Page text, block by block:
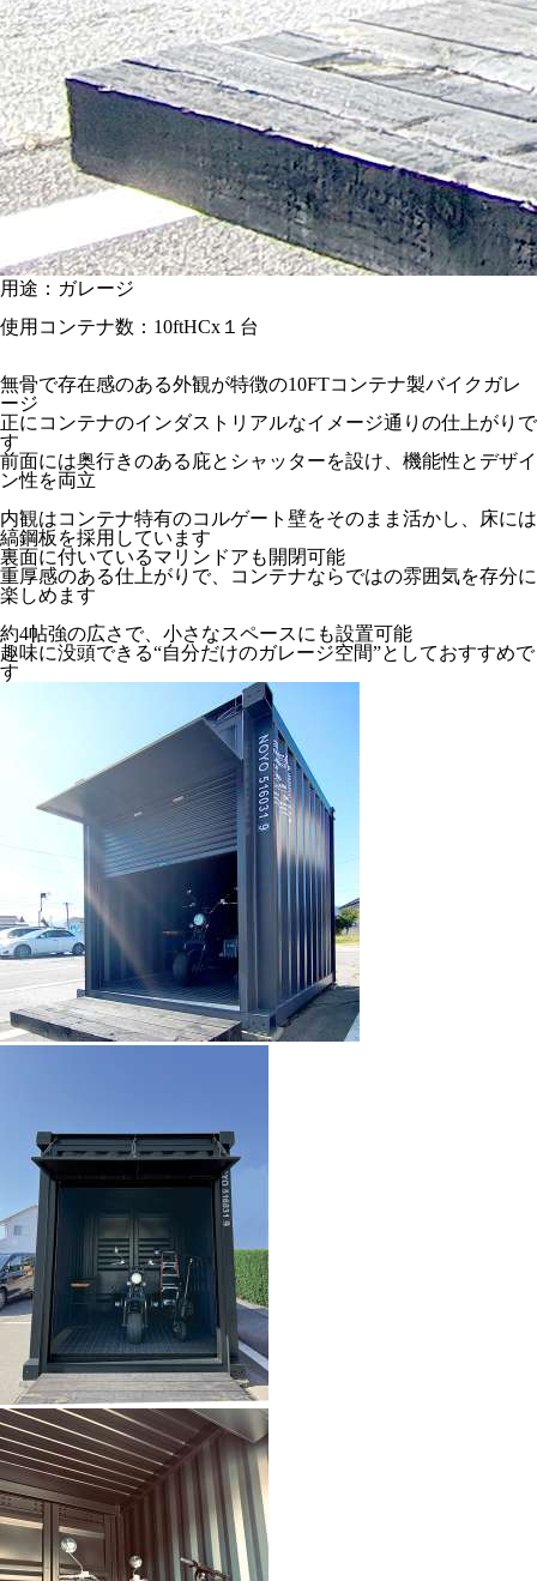
用途：ガレージ
使用コンテナ数：10ftHCx１台
無骨で存在感のある外観が特徴の10FTコンテナ製バイクガレ
ージ
正にコンテナのインダストリアルなイメージ通りの仕上がりで
す
前面には奥行きのある庇とシャッターを設け、機能性とデザイ
ン性を両立
内観はコンテナ特有のコルゲート壁をそのまま活かし、床には
縞鋼板を採用しています
裏面に付いているマリンドアも開閉可能
重厚感のある仕上がりで、コンテナならではの雰囲気を存分に
楽しめます
約4帖強の広さで、小さなスペースにも設置可能
趣味に没頭できる“自分だけのガレージ空間”としておすすめで
す